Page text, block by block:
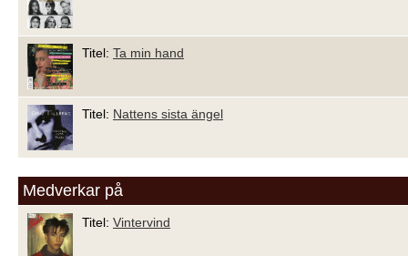
Titel: Ta min hand
Titel: Nattens sista ängel
Medverkar på
Titel: Vintervind